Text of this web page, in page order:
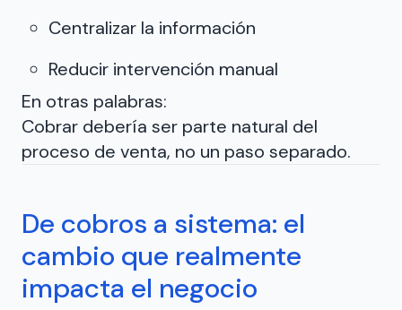
Centralizar la información
Reducir intervención manual
En otras palabras:
Cobrar debería ser parte natural del
proceso de venta, no un paso separado.
De cobros a sistema: el
cambio que realmente
impacta el negocio